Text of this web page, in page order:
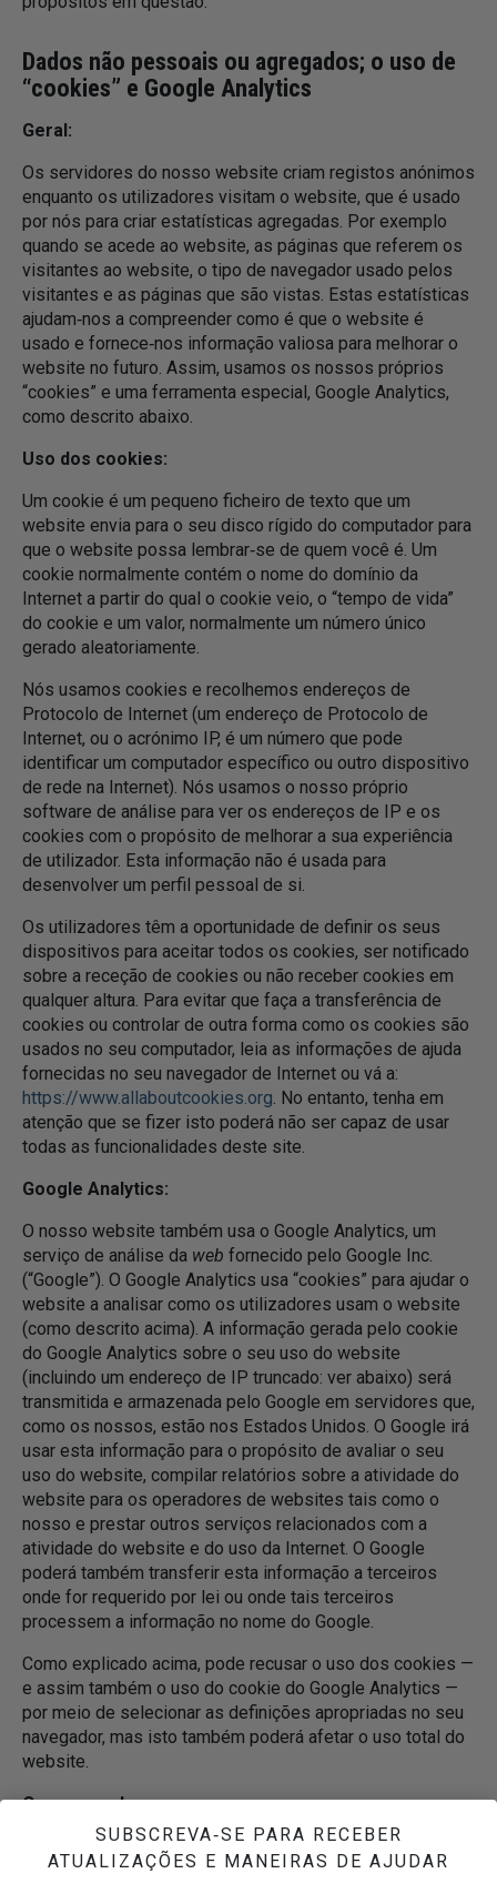
Dados não pessoais ou agregados; o uso de
“cookies” e Google Analytics
Geral:
Os servidores do nosso website criam registos anónimos
enquanto os utilizadores visitam o website, que é usado
por nós para criar estatísticas agregadas. Por exemplo
quando se acede ao website, as páginas que referem os
visitantes ao website, o tipo de navegador usado pelos
visitantes e as páginas que são vistas. Estas estatísticas
ajudam‑nos a compreender como é que o website é
usado e fornece‑nos informação valiosa para melhorar o
website no futuro. Assim, usamos os nossos próprios
“cookies” e uma ferramenta especial, Google Analytics,
como descrito abaixo.
Uso dos cookies:
Um cookie é um pequeno ficheiro de texto que um
website envia para o seu disco rígido do computador para
que o website possa lembrar‑se de quem você é. Um
cookie normalmente contém o nome do domínio da
Internet a partir do qual o cookie veio, o “tempo de vida”
do cookie e um valor, normalmente um número único
gerado aleatoriamente.
Nós usamos cookies e recolhemos endereços de
Protocolo de Internet (um endereço de Protocolo de
Internet, ou o acrónimo IP, é um número que pode
identificar um computador específico ou outro dispositivo
de rede na Internet). Nós usamos o nosso próprio
software de análise para ver os endereços de IP e os
cookies com o propósito de melhorar a sua experiência
de utilizador. Esta informação não é usada para
desenvolver um perfil pessoal de si.
Os utilizadores têm a oportunidade de definir os seus
dispositivos para aceitar todos os cookies, ser notificado
sobre a receção de cookies ou não receber cookies em
qualquer altura. Para evitar que faça a transferência de
cookies ou controlar de outra forma como os cookies são
usados no seu computador, leia as informações de ajuda
fornecidas no seu navegador de Internet ou vá a:
https://www.allaboutcookies.org. No entanto, tenha em
atenção que se fizer isto poderá não ser capaz de usar
todas as funcionalidades deste site.
Google Analytics:
O nosso website também usa o Google Analytics, um
serviço de análise da web fornecido pelo Google Inc.
(“Google”). O Google Analytics usa “cookies” para ajudar o
website a analisar como os utilizadores usam o website
(como descrito acima). A informação gerada pelo cookie
do Google Analytics sobre o seu uso do website
(incluindo um endereço de IP truncado: ver abaixo) será
transmitida e armazenada pelo Google em servidores que,
como os nossos, estão nos Estados Unidos. O Google irá
usar esta informação para o propósito de avaliar o seu
uso do website, compilar relatórios sobre a atividade do
website para os operadores de websites tais como o
nosso e prestar outros serviços relacionados com a
atividade do website e do uso da Internet. O Google
poderá também transferir esta informação a terceiros
onde for requerido por lei ou onde tais terceiros
processem a informação no nome do Google.
Como explicado acima, pode recusar o uso dos cookies —
e assim também o uso do cookie do Google Analytics —
por meio de selecionar as definições apropriadas no seu
navegador, mas isto também poderá afetar o uso total do
website.
O seu acordo:
De acordo com o que já dissemos no início deste Aviso,
ao usar este website, você concorda com o
SUBSCREVA‑SE PARA RECEBER
ATUALIZAÇÕES E MANEIRAS DE AJUDAR